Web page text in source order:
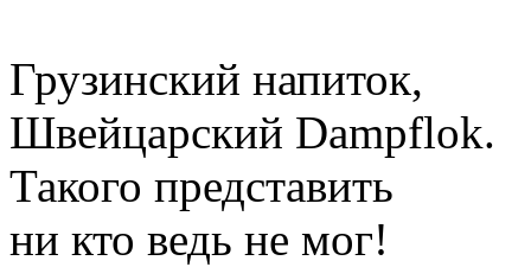
Грузинский напиток,
Швейцарский Dampflok.
Такого представить
ни кто ведь не мог!